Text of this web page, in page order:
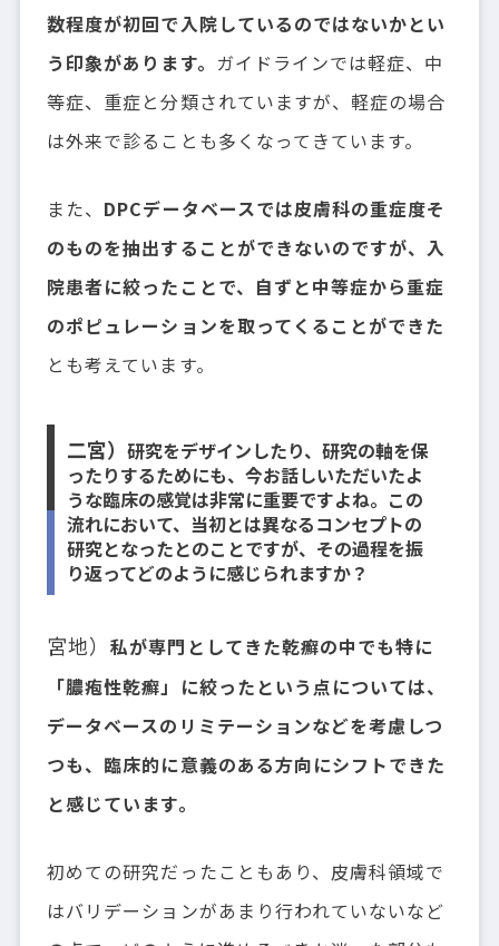
数程度が初回で入院しているのではないかとい
う印象があります。 ガイドラインでは軽症、中
等症、重症と分類されていますが、軽症の場合
は外来で診ることも多くなってきています。
また、 DPCデータベースでは皮膚科の重症度そ
のものを抽出することができないのですが、入
院患者に絞ったことで、自ずと中等症から重症
のポピュレーションを取ってくることができた
とも考えています。
二宮）研究をデザインしたり、研究の軸を保
ったりするためにも、今お話しいただいたよ
うな臨床の感覚は非常に重要ですよね。この
流れにおいて、当初とは異なるコンセプトの
研究となったとのことですが、その過程を振
り返ってどのように感じられますか？
宮地）私が専門としてきた乾癬の中でも特に
「膿疱性乾癬」に絞ったという点については、
データベースのリミテーションなどを考慮しつ
つも、臨床的に意義のある方向にシフトできた
と感じています。
初めての研究だったこともあり、皮膚科領域で
はバリデーションがあまり行われていないなど